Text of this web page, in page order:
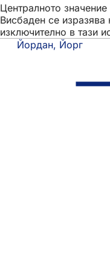
Централното
Висбаден се
изключително в тази
Йордан, Йорг